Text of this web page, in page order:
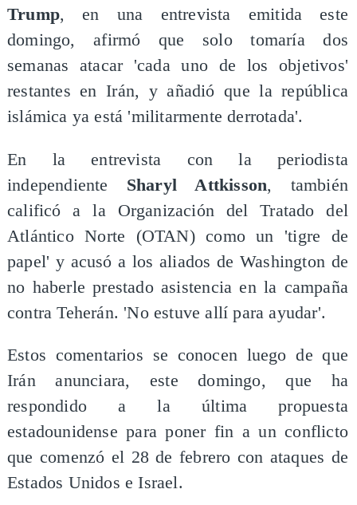
Trump, en una entrevista emitida este
domingo, afirmó que solo tomaría dos
semanas atacar 'cada uno de los objetivos'
restantes en Irán, y añadió que la república
islámica ya está 'militarmente derrotada'.
En la entrevista con la periodista
independiente Sharyl Attkisson, también
calificó a la Organización del Tratado del
Atlántico Norte (OTAN) como un 'tigre de
papel' y acusó a los aliados de Washington de
no haberle prestado asistencia en la campaña
contra Teherán. 'No estuve allí para ayudar'.
Estos comentarios se conocen luego de que
Irán anunciara, este domingo, que ha
respondido a la última propuesta
estadounidense para poner fin a un conflicto
que comenzó el 28 de febrero con ataques de
Estados Unidos e Israel.